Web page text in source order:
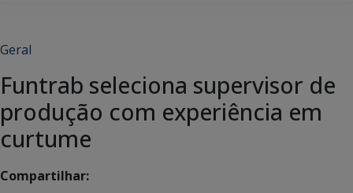
Geral
Funtrab seleciona supervisor de
produção com experiência em
curtume
Compartilhar: